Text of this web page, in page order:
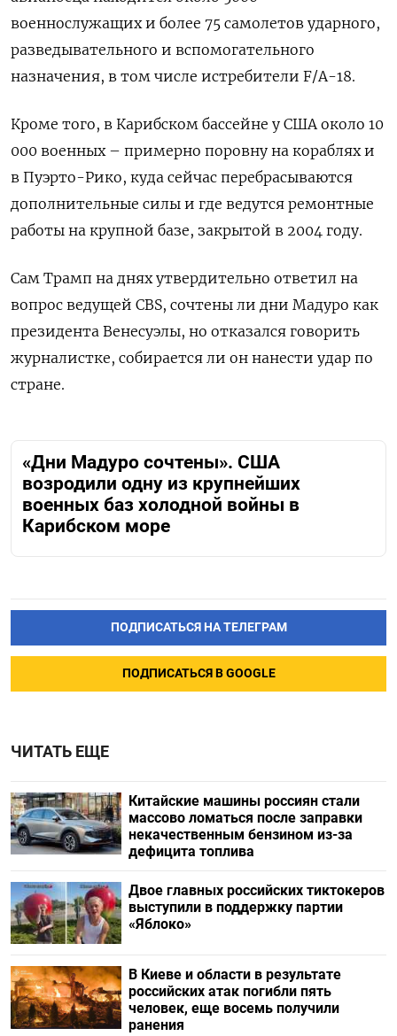
военнослужащих и более 75 самолетов ударного,
разведывательного и вспомогательного
назначения, в том числе истребители F/A-18.
Кроме того, в Карибском бассейне у США около 10
000 военных – примерно поровну на кораблях и
в Пуэрто-Рико, куда сейчас перебрасываются
дополнительные силы и где ведутся ремонтные
работы на крупной базе, закрытой в 2004 году.
Сам Трамп на днях утвердительно ответил на
вопрос ведущей CBS, сочтены ли дни Мадуро как
президента Венесуэлы, но отказался говорить
журналистке, собирается ли он нанести удар по
стране.
«Дни Мадуро сочтены». США
возродили одну из крупнейших
военных баз холодной войны в
Карибском море
ПОДПИСАТЬСЯ НА ТЕЛЕГРАМ
ПОДПИСАТЬСЯ В GOOGLE
ЧИТАТЬ ЕЩЕ
Китайские машины россиян стали
массово ломаться после заправки
некачественным бензином из-за
дефицита топлива
Двое главных российских тиктокеров
выступили в поддержку партии
«Яблоко»
В Киеве и области в результате
российских атак погибли пять
человек, еще восемь получили
ранения